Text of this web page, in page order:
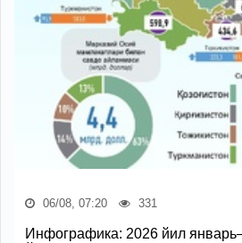
06/08, 07:20 331
Инфографика: 2026 йил